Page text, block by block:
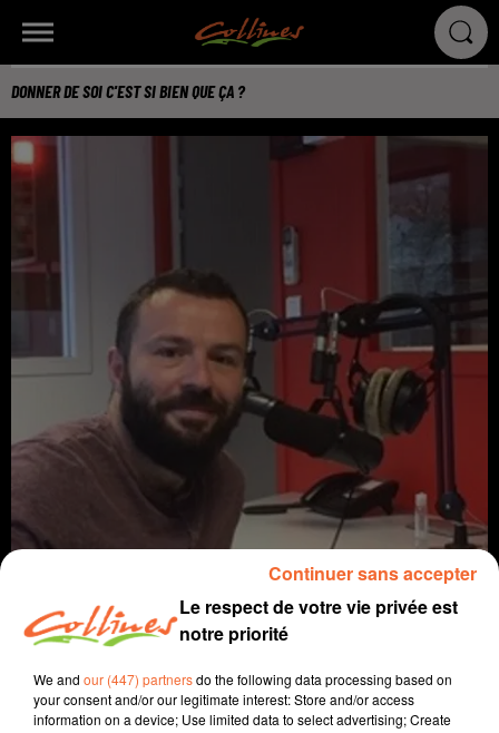
DONNER DE SOI C'EST SI BIEN QUE ÇA ?
coaching
Le respect de votre vie privée est
notre priorité
We and our (447) partnersdo the following data processing based on
your consent and/or our legitimate interest: Store and/or access
information on a device; Use limited data to select advertising; Create
Continuer sans accepter